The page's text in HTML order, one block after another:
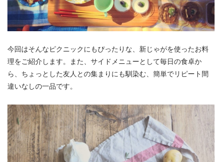
今回はそんなピクニックにもぴったりな、新じゃがを使ったお料
理をご紹介します。また、サイドメニューとして毎日の食卓か
ら、ちょっとした友人との集まりにも馴染む、簡単でリピート間
違いなしの一品です。